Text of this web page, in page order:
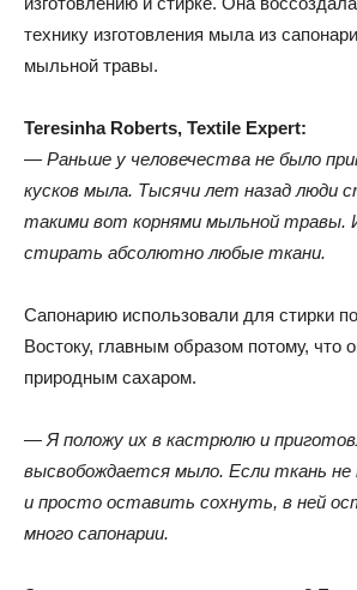
технику изготовления мыла из
мыльной травы.
Teresinha Roberts, Textile Expert:
— Раньше у человечества не было
кусков мыла. Тысячи лет назад люди
такими вот корнями мыльной травы.
стирать абсолютно любые ткани.
Сапонарию использовали для стирки
Востоку, главным образом потому, что
природным сахаром.
— Я положу их в кастрюлю и
высвобождается мыло. Если ткань не
и просто оставить сохнуть, в ней
много сапонарии.